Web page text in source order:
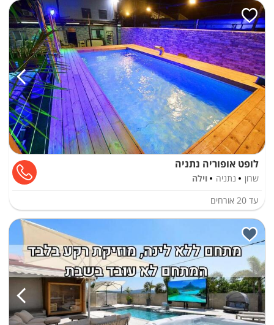
לופט אופוריה נתניה
שרון נתניה
וילה
עד 20 אורחים